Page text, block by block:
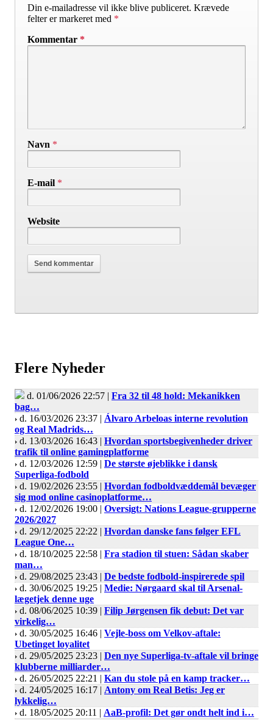
Din e-mailadresse vil ikke blive publiceret. Krævede
felter er markeret med *
Kommentar *
Navn *
E-mail *
Website
Flere Nyheder
d. 01/06/2026 22:57 | Fra 32 til 48 hold: Mekanikken
bag…
d. 16/03/2026 23:37 | Álvaro Arbeloas interne revolution
og Real Madrids…
d. 13/03/2026 16:43 | Hvordan sportsbegivenheder driver
trafik til online gamingplatforme
d. 12/03/2026 12:59 | De største øjeblikke i dansk
Superliga-fodbold
d. 19/02/2026 23:55 | Hvordan fodboldvæddemål bevæger
sig mod online casinoplatforme…
d. 12/02/2026 19:00 | Oversigt: Nations League-grupperne
2026/2027
d. 29/12/2025 22:22 | Hvordan danske fans følger EFL
League One…
d. 18/10/2025 22:58 | Fra stadion til stuen: Sådan skaber
man…
d. 29/08/2025 23:43 | De bedste fodbold-inspirerede spil
d. 30/06/2025 19:25 | Medie: Nørgaard skal til Arsenal-
lægetjek denne uge
d. 08/06/2025 10:39 | Filip Jørgensen fik debut: Det var
virkelig…
d. 30/05/2025 16:46 | Vejle-boss om Velkov-aftale:
Ubetinget loyalitet
d. 29/05/2025 23:23 | Den nye Superliga-tv-aftale vil bringe
klubberne milliarder…
d. 26/05/2025 22:21 | Kan du stole på en kamp tracker…
d. 24/05/2025 16:17 | Antony om Real Betis: Jeg er
lykkelig…
d. 18/05/2025 20:11 | AaB-profil: Det gør ondt helt ind i…